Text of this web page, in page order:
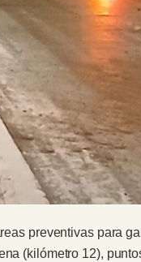
preventivas para
(kilómetro 12),